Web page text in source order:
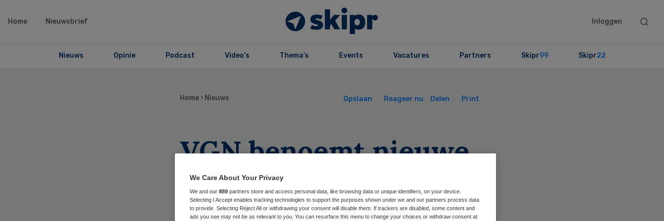
Home Nieuwsbrief Inloggen
Search
Nieuws Opinie Podcast Video’s Thema’s Events Vacatures Partners Skipr99 Skipr22
Home › Nieuws Opslaan Reageer nu Delen Print
VGN benoemt nieuwe
directeur
We Care About Your Privacy
We and our 889 partners store and access personal data, like browsing data or unique identifiers, on your device.
Selecting I Accept enables tracking technologies to support the purposes shown under we and our partners process data
to provide. Selecting Reject All or withdrawing your consent will disable them. If trackers are disabled, some content and
ads you see may not be as relevant to you. You can resurface this menu to change your choices or withdraw consent at